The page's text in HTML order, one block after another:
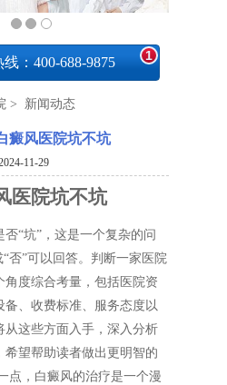
：400-688-9875 1
> 新闻动态
癜风医院坑不坑
11-29
医院坑不坑
“坑”，这是一个复杂的问
否”可以回答。判断一家医院
角度综合考量，包括医院资
备、收费标准、服务态度以
从这些方面入手，深入分析
希望帮助读者做出更明智的
点，白癜风的治疗是一个漫